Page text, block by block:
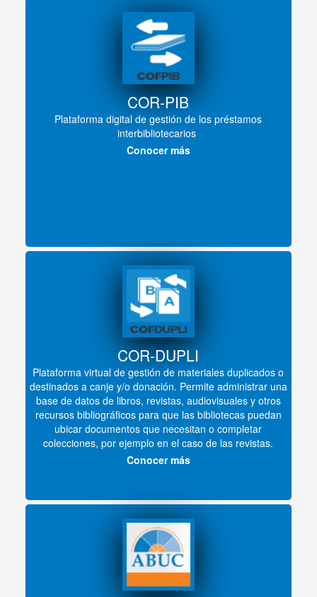
COR-PIB
Plataforma digital de gestión de los préstamos
interbibliotecarios
Conocer más
COR-DUPLI
Plataforma virtual de gestión de materiales duplicados o
destinados a canje y/o donación. Permite administrar una
base de datos de libros, revistas, audiovisuales y otros
recursos bibliográficos para que las bibliotecas puedan
ubicar documentos que necesitan o completar
colecciones, por ejemplo en el caso de las revistas.
Conocer más